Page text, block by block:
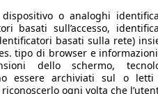
o analoghi
basati sull’accesso,
basati sulla rete)
tipo di browser e
dello schermo,
essere archiviati sul o
ogni volta che